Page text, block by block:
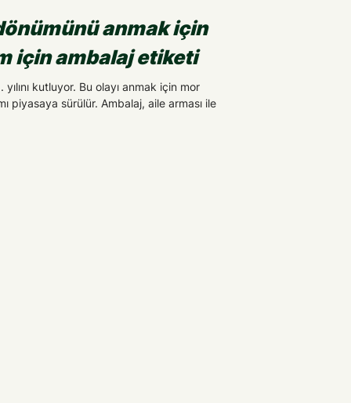
anmak için
için ambalaj etiketi
kutluyor. Bu olayı anmak için mor
piyasaya sürülür. Ambalaj, aile arması ile